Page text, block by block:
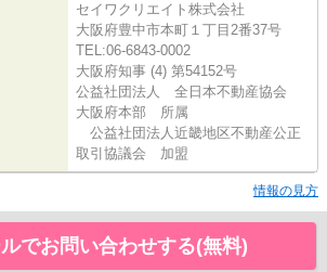
セイワクリエイト株式会社
大阪府豊中市本町１丁目2番37号
TEL:06-6843-0002
大阪府知事 (4) 第54152号
公益社団法人 全日本不動産協会
大阪府本部 所属
公益社団法人近畿地区不動産公正
取引協議会 加盟
情報の見方
でお問い合わせする(無料)